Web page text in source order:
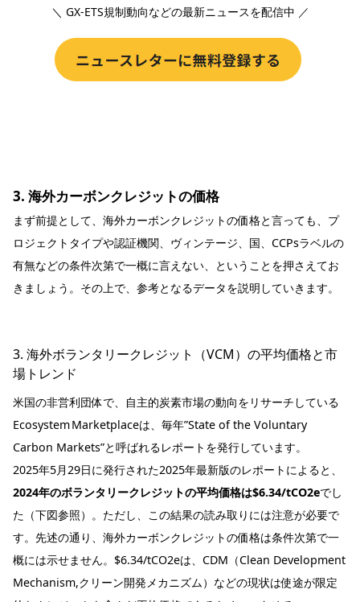
＼ GX-ETS規制動向などの最新ニュースを配信中 ／
3. 海外カーボンクレジットの価格
まず前提として、海外カーボンクレジットの価格と言っても、プ
ロジェクトタイプや認証機関、ヴィンテージ、国、CCPsラベルの
有無などの条件次第で一概に言えない、ということを押さえてお
きましょう。その上で、参考となるデータを説明していきます。
3. 海外ボランタリークレジット（VCM）の平均価格と市
場トレンド
米国の非営利団体で、自主的炭素市場の動向をリサーチしている
Ecosystem Marketplaceは、毎年”State of the Voluntary
Carbon Markets”と呼ばれるレポートを発行しています。
2025年5月29日に発行された2025年最新版のレポートによると、
2024年のボランタリークレジットの平均価格は$6.34/tCO2eでし
た（下図参照）。ただし、この結果の読み取りには注意が必要で
す。先述の通り、海外カーボンクレジットの価格は条件次第で一
概には示せません。$6.34/tCO2eは、CDM（Clean Development
Mechanism,クリーン開発メカニズム）などの現状は使途が限定